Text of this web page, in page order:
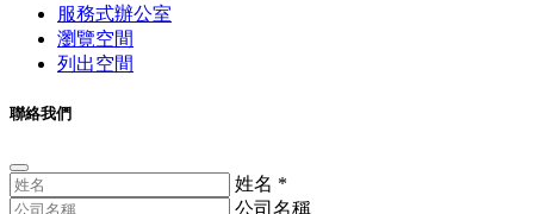
服務式辦公室
瀏覽空間
列出空間
聯絡我們
姓名 *
公司名稱